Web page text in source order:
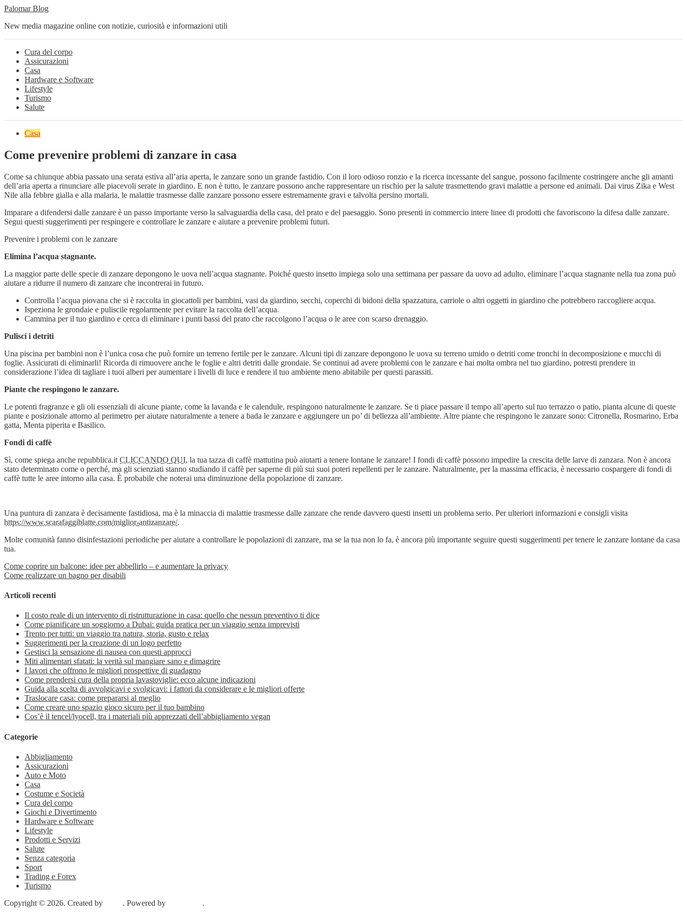
Palomar Blog
New media magazine online con notizie, curiosità e informazioni utili
Cura del corpo
Assicurazioni
Casa
Hardware e Software
Lifestyle
Turismo
Salute
Casa
Come prevenire problemi di zanzare in casa
Come sa chiunque abbia passato una serata estiva all’aria aperta, le zanzare sono un grande fastidio. Con il loro odioso ronzio e la ricerca incessante del sangue, possono facilmente costringere anche gli amanti
dell’aria aperta a rinunciare alle piacevoli serate in giardino. E non è tutto, le zanzare possono anche rappresentare un rischio per la salute trasmettendo gravi malattie a persone ed animali. Dai virus Zika e West
Nile alla febbre gialla e alla malaria, le malattie trasmesse dalle zanzare possono essere estremamente gravi e talvolta persino mortali.
Imparare a difendersi dalle zanzare è un passo importante verso la salvaguardia della casa, del prato e del paesaggio. Sono presenti in commercio intere linee di prodotti che favoriscono la difesa dalle zanzare.
Segui questi suggerimenti per respingere e controllare le zanzare e aiutare a prevenire problemi futuri.
Prevenire i problemi con le zanzare
Elimina l’acqua stagnante.
La maggior parte delle specie di zanzare depongono le uova nell’acqua stagnante. Poiché questo insetto impiega solo una settimana per passare da uovo ad adulto, eliminare l’acqua stagnante nella tua zona può
aiutare a ridurre il numero di zanzare che incontrerai in futuro.
Controlla l’acqua piovana che si è raccolta in giocattoli per bambini, vasi da giardino, secchi, coperchi di bidoni della spazzatura, carriole o altri oggetti in giardino che potrebbero raccogliere acqua.
Ispeziona le grondaie e puliscile regolarmente per evitare la raccolta dell’acqua.
Cammina per il tuo giardino e cerca di eliminare i punti bassi del prato che raccolgono l’acqua o le aree con scarso drenaggio.
Pulisci i detriti
Una piscina per bambini non è l’unica cosa che può fornire un terreno fertile per le zanzare. Alcuni tipi di zanzare depongono le uova su terreno umido o detriti come tronchi in decomposizione e mucchi di
foglie. Assicurati di eliminarli! Ricorda di rimuovere anche le foglie e altri detriti dalle grondaie. Se continui ad avere problemi con le zanzare e hai molta ombra nel tuo giardino, potresti prendere in
considerazione l’idea di tagliare i tuoi alberi per aumentare i livelli di luce e rendere il tuo ambiente meno abitabile per questi parassiti.
Piante che respingono le zanzare.
Le potenti fragranze e gli oli essenziali di alcune piante, come la lavanda e le calendule, respingono naturalmente le zanzare. Se ti piace passare il tempo all’aperto sul tuo terrazzo o patio, pianta alcune di queste
piante e posizionale attorno al perimetro per aiutare naturalmente a tenere a bada le zanzare e aggiungere un po’ di bellezza all’ambiente. Altre piante che respingono le zanzare sono: Citronella, Rosmarino, Erba
gatta, Menta piperita e Basilico.
Fondi di caffè
Sì, come spiega anche repubblica.it CLICCANDO QUI, la tua tazza di caffè mattutina può aiutarti a tenere lontane le zanzare! I fondi di caffè possono impedire la crescita delle larve di zanzara. Non è ancora
stato determinato come o perché, ma gli scienziati stanno studiando il caffè per saperne di più sui suoi poteri repellenti per le zanzare. Naturalmente, per la massima efficacia, è necessario cospargere di fondi di
caffè tutte le aree intorno alla casa. È probabile che noterai una diminuzione della popolazione di zanzare.
Una puntura di zanzara è decisamente fastidiosa, ma è la minaccia di malattie trasmesse dalle zanzare che rende davvero questi insetti un problema serio. Per ulteriori informazioni e consigli visita
https://www.scarafaggiblatte.com/miglior-antizanzare/.
Molte comunità fanno disinfestazioni periodiche per aiutare a controllare le popolazioni di zanzare, ma se la tua non lo fa, è ancora più importante seguire questi suggerimenti per tenere le zanzare lontane da casa
tua.
Come coprire un balcone: idee per abbellirlo – e aumentare la privacy
Come realizzare un bagno per disabili
Articoli recenti
Il costo reale di un intervento di ristrutturazione in casa: quello che nessun preventivo ti dice
Come pianificare un soggiorno a Dubai: guida pratica per un viaggio senza imprevisti
Trento per tutti: un viaggio tra natura, storia, gusto e relax
Suggerimenti per la creazione di un logo perfetto
Gestisci la sensazione di nausea con questi approcci
Miti alimentari sfatati: la verità sul mangiare sano e dimagrire
I lavori che offrono le migliori prospettive di guadagno
Come prendersi cura della propria lavastoviglie: ecco alcune indicazioni
Guida alla scelta di avvolgicavi e svolgicavi: i fattori da considerare e le migliori offerte
Traslocare casa: come prepararsi al meglio
Come creare uno spazio gioco sicuro per il tuo bambino
Cos’è il tencel/lyocell, tra i materiali più apprezzati dell’abbigliamento vegan
Categorie
Abbigliamento
Assicurazioni
Auto e Moto
Casa
Costume e Società
Cura del corpo
Giochi e Divertimento
Hardware e Software
Lifestyle
Prodotti e Servizi
Salute
Senza categoria
Sport
Trading e Forex
Turismo
Copyright © 2026. Created by
. Powered by
.